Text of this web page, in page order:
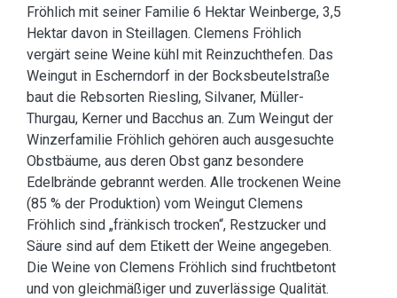
Fröhlich mit seiner Familie 6 Hektar Weinberge, 3,5
Hektar davon in Steillagen. Clemens Fröhlich
vergärt seine Weine kühl mit Reinzuchthefen. Das
Weingut in Escherndorf in der Bocksbeutelstraße
baut die Rebsorten Riesling, Silvaner, Müller-
Thurgau, Kerner und Bacchus an. Zum Weingut der
Winzerfamilie Fröhlich gehören auch ausgesuchte
Obstbäume, aus deren Obst ganz besondere
Edelbrände gebrannt werden. Alle trockenen Weine
(85 % der Produktion) vom Weingut Clemens
Fröhlich sind „fränkisch trocken“, Restzucker und
Säure sind auf dem Etikett der Weine angegeben.
Die Weine von Clemens Fröhlich sind fruchtbetont
und von gleichmäßiger und zuverlässige Qualität.